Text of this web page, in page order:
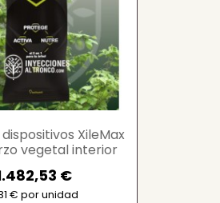
XileMax
vegetal interior
€
€ por unidad